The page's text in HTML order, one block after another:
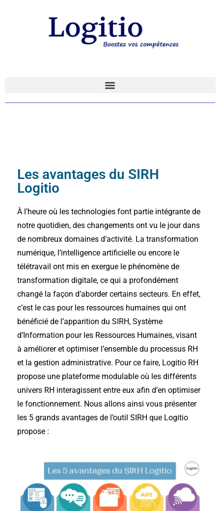
Les avantages du SIRH
Logitio
À l’heure où les technologies font partie intégrante de
notre quotidien, des changements ont vu le jour dans
de nombreux domaines d’activité. La transformation
numérique, l’intelligence artificielle ou encore le
télétravail ont mis en exergue le phénomène de
transformation digitale, ce qui a profondément
changé la façon d’aborder certains secteurs. En effet,
c’est le cas pour les ressources humaines qui ont
bénéficié de l’apparition du SIRH, Système
d’Information pour les Ressources Humaines, visant
à améliorer et optimiser l’ensemble du processus RH
et la gestion administrative. Pour ce faire, Logitio RH
propose une plateforme modulable où les différents
univers RH interagissent entre eux afin d’en optimiser
le fonctionnement. Nous allons ainsi vous présenter
les 5 grands avantages de l’outil SIRH que Logitio
propose :